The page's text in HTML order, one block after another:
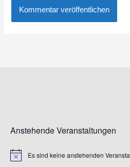
Anstehende Veranstaltungen
HinweisEs sind keine anstehenden